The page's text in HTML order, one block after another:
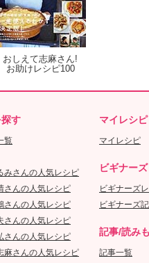
おしえて志麻さん!
お助けレシピ100
す
覧
みさんの人気レシピ
さんの人気レシピ
さんの人気レシピ
さんの人気レシピ
さんの人気レシピ
麻さんの人気レシピ
マイレシピ
マイレシピ
ビギナーズ
ビギナーズ
ビギナーズ
記事/読み
記事一覧